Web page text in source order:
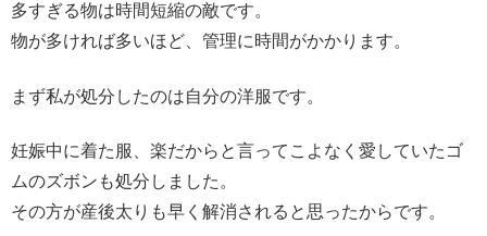
多すぎる物は時間短縮の敵です。
物が多ければ多いほど、管理に時間がかかります。
まず私が処分したのは自分の洋服です。
妊娠中に着た服、楽だからと言ってこよなく愛していたゴ
ムのズボンも処分しました。
その方が産後太りも早く解消されると思ったからです。